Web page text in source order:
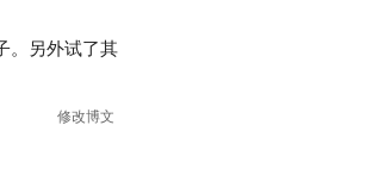
。另外试了其
修改博文